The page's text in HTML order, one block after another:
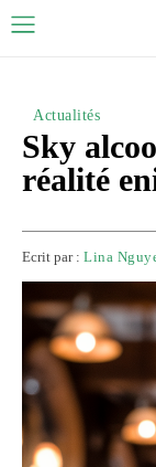
Actualités
Sky
réalité
Ecrit par : Lina